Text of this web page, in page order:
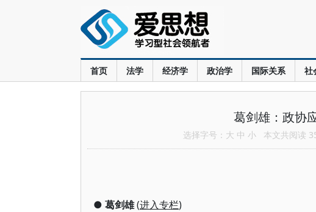
首页 法学 经济学 政治学 国际关系 社
葛剑雄：政协
选择字号： 大 中 小 本文共阅读
● 葛剑雄(进入专栏)